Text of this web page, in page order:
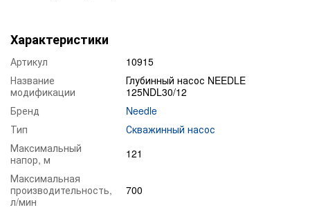
Характеристики
Артикул
10915
Название
модификации
Глубинный насос NEEDLE
125NDL30/12
Бренд
Needle
Тип
Скважинный насос
Максимальный
напор, м
121
Максимальная
производительность,
л/мин
700